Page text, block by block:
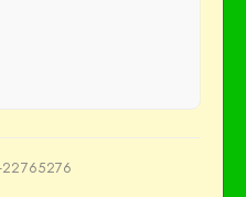
22765276